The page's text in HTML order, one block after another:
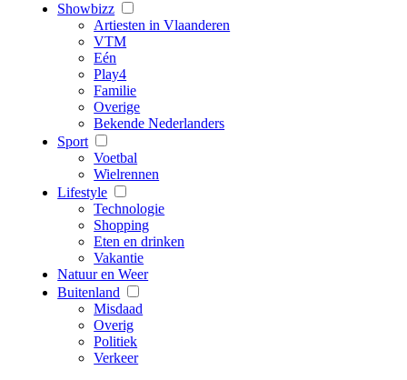
Showbizz
Artiesten in Vlaanderen
VTM
Eén
Play4
Familie
Overige
Bekende Nederlanders
Sport
Voetbal
Wielrennen
Lifestyle
Technologie
Shopping
Eten en drinken
Vakantie
Natuur en Weer
Buitenland
Misdaad
Overig
Politiek
Verkeer